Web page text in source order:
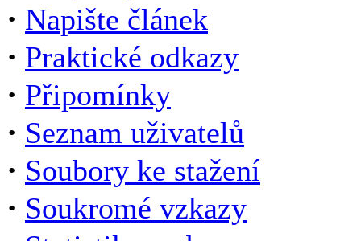
· Napište článek
· Praktické odkazy
· Připomínky
· Seznam uživatelů
· Soubory ke stažení
· Soukromé vzkazy